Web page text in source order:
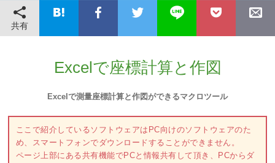
共有
Excelで座標計算と作図
Excelで測量座標計算と作図ができるマクロツール
ここで紹介しているソフトウェアはPC向けのソフトウェアのた
め、スマートフォンでダウンロードすることができません。
ページ上部にある共有機能でPCと情報共有して頂き、PCからダ